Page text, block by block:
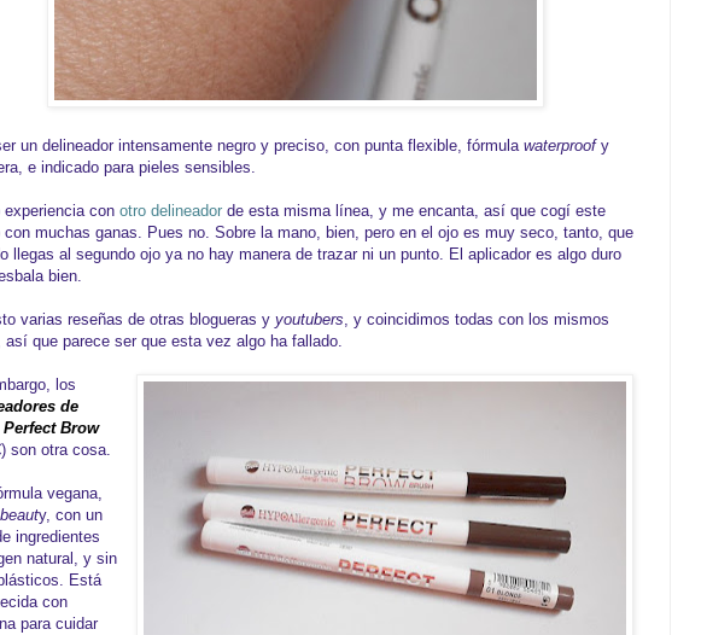
un delineador intensamente negro y preciso, con punta flexible, fórmula waterproofy
e indicado para pieles sensibles.
experiencia con otro delineador de esta misma línea, y me encanta, así que cogí este
con muchas ganas. Pues no. Sobre la mano, bien, pero en el ojo es muy seco, tanto, que
llegas al segundo ojo ya no hay manera de trazar ni un punto. El aplicador es algo duro
bien.
varias reseñas de otras blogueras y youtubers, y coincidimos todas con los mismos
así que parece ser que esta vez algo ha fallado.
los
de
Perfect Brow
son otra cosa.
vegana,
y, con un
ingredientes
natural, y sin
Está
con
para cuidar